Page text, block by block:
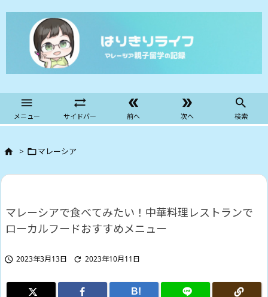

メニュー

サイドバー

前へ

次へ

検索
 > マレーシア
マレーシアで食べてみたい！中華料理レストランで
ローカルフードおすすめメニュー
 2023年3月13日  2023年10月11日
B!